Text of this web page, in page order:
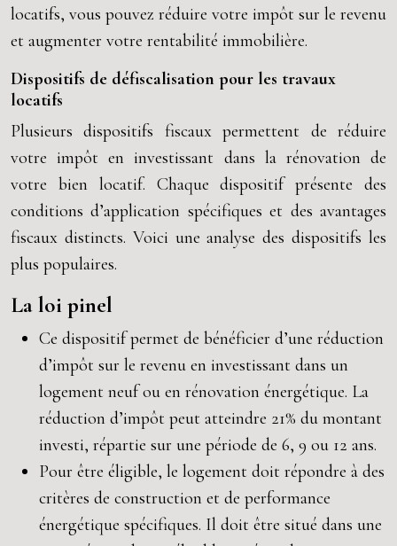
locatifs, vous pouvez réduire votre impôt sur le revenu
et augmenter votre rentabilité immobilière.
Dispositifs de défiscalisation pour les travaux
locatifs
Plusieurs dispositifs fiscaux permettent de réduire
votre impôt en investissant dans la rénovation de
votre bien locatif. Chaque dispositif présente des
conditions d’application spécifiques et des avantages
fiscaux distincts. Voici une analyse des dispositifs les
plus populaires.
La loi pinel
Ce dispositif permet de bénéficier d’une réduction
d’impôt sur le revenu en investissant dans un
logement neuf ou en rénovation énergétique. La
réduction d’impôt peut atteindre 21% du montant
investi, répartie sur une période de 6, 9 ou 12 ans.
Pour être éligible, le logement doit répondre à des
critères de construction et de performance
énergétique spécifiques. Il doit être situé dans une